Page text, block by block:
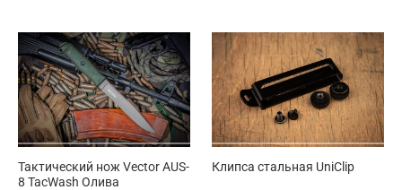
Тактический нож Vector AUS-
8 TacWash Олива
Клипса стальная UniClip